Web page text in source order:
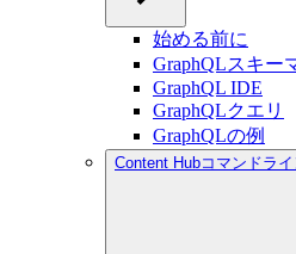
始める前に
GraphQLスキー
GraphQL IDE
GraphQLクエリ
GraphQLの例
Content Hubコマンドラ